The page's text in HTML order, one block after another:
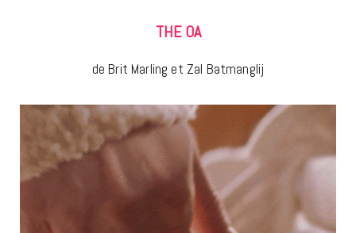
THE OA
de Brit Marling et Zal Batmanglij